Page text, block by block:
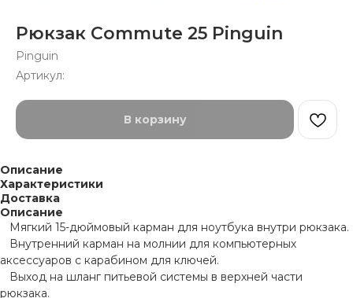
Рюкзак Commute 25 Pinguin
Pinguin
Артикул:
В корзину
Описание
Характеристики
Доставка
Описание
Мягкий 15-дюймовый карман для ноутбука внутри рюкзака.
Внутренний карман на молнии для компьютерных
аксессуаров с карабином для ключей.
Выход на шланг питьевой системы в верхней части
рюкзака.